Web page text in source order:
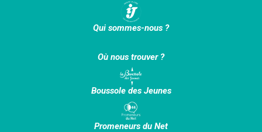
Qui sommes-nous ?
Où nous trouver ?
Boussole des Jeunes
Promeneurs du Net